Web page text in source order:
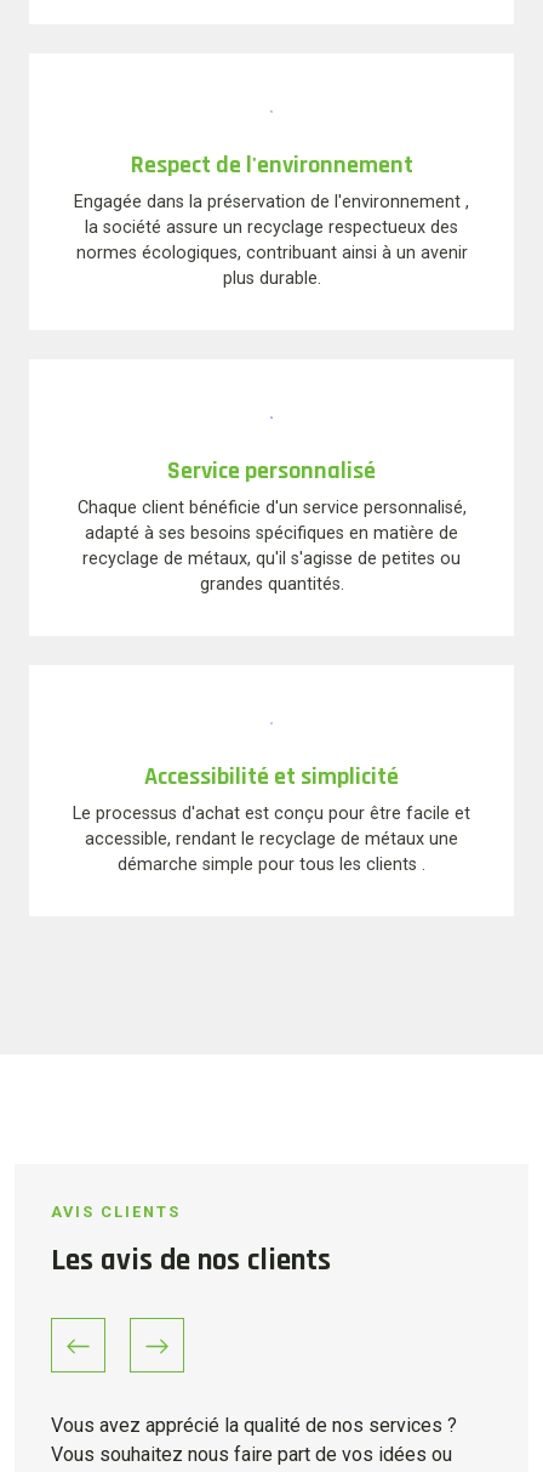
Respect de l'environnement
Engagée dans la préservation de l'environnement ,
la société assure un recyclage respectueux des
normes écologiques, contribuant ainsi à un avenir
plus durable.
Service personnalisé
Chaque client bénéficie d'un service personnalisé,
adapté à ses besoins spécifiques en matière de
recyclage de métaux, qu'il s'agisse de petites ou
grandes quantités.
Accessibilité et simplicité
Le processus d'achat est conçu pour être facile et
accessible, rendant le recyclage de métaux une
démarche simple pour tous les clients .
AVIS CLIENTS
Les avis de nos clients
PreviousNext
Vous avez apprécié la qualité de nos services ?
Vous souhaitez nous faire part de vos idées ou